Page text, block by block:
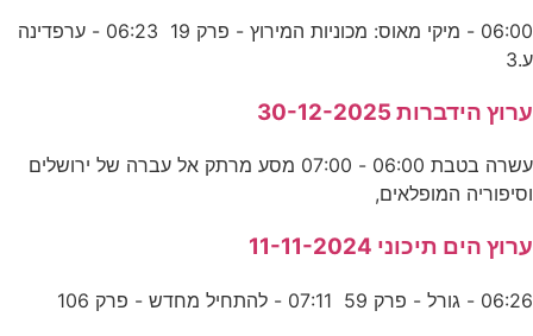
06:00 - מיקי מאוס: מכוניות המירוץ - פרק 19 06:23 - ערפדינה
ע.3
ערוץ הידברות 30-12-2025
עשרה בטבת 06:00 - 07:00 מסע מרתק אל עברה של ירושלים
וסיפוריה המופלאים,
ערוץ הים תיכוני 11-11-2024
06:26 - גורל - פרק 59 07:11 - להתחיל מחדש - פרק 106